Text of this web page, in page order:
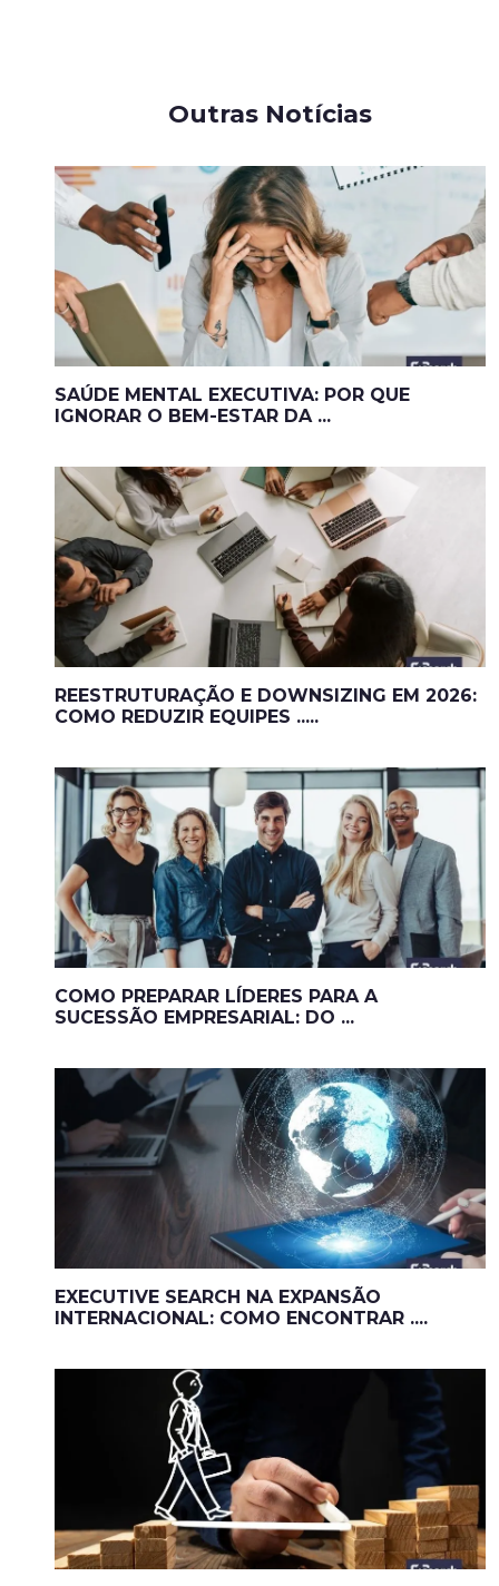
Outras Notícias
SAÚDE MENTAL EXECUTIVA: POR QUE
IGNORAR O BEM-ESTAR DA ...
REESTRUTURAÇÃO E DOWNSIZING EM 2026:
COMO REDUZIR EQUIPES .....
COMO PREPARAR LÍDERES PARA A
SUCESSÃO EMPRESARIAL: DO ...
EXECUTIVE SEARCH NA EXPANSÃO
INTERNACIONAL: COMO ENCONTRAR ....